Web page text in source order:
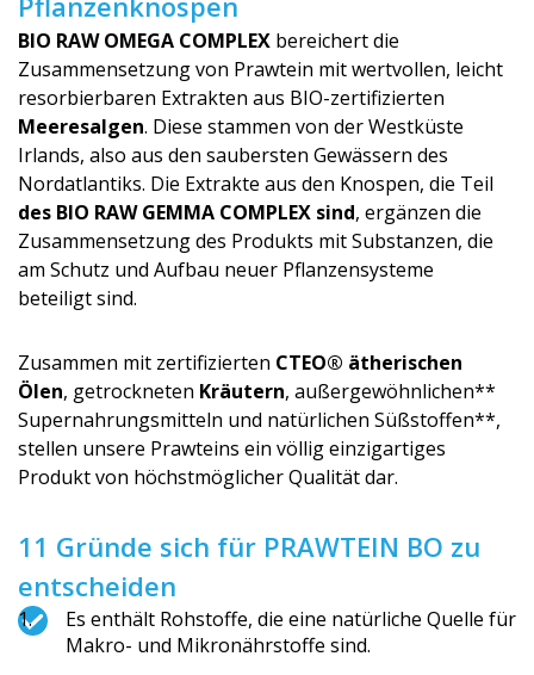
BIO RAW OMEGA COMPLEX bereichert die
Zusammensetzung von Prawtein mit wertvollen, leicht
resorbierbaren Extrakten aus BIO-zertifizierten
Meeresalgen. Diese stammen von der Westküste
Irlands, also aus den saubersten Gewässern des
Nordatlantiks. Die Extrakte aus den Knospen, die Teil
des BIO RAW GEMMA COMPLEX sind, ergänzen die
Zusammensetzung des Produkts mit Substanzen, die
am Schutz und Aufbau neuer Pflanzensysteme
beteiligt sind.
Zusammen mit zertifizierten CTEO® ätherischen
Ölen, getrockneten Kräutern, außergewöhnlichen**
Supernahrungsmit­teln und natürlichen Süßstoffen**,
stellen unsere Prawteins ein völlig einzigartiges
Produkt von höchstmöglicher Qualität dar.
11 Gründe sich für PRAWTEIN BO zu
entscheiden
Es enthält Rohstoffe, die eine natürliche Quelle für
Makro- und Mikronährstof­fe sind.